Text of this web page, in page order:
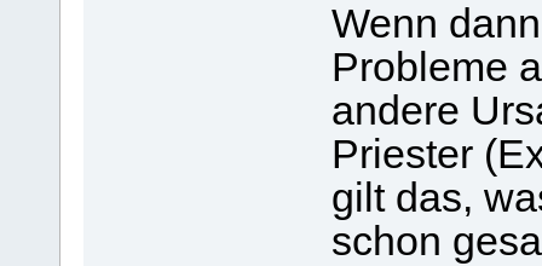
Wenn
Probleme
andere
Priester
gilt das,
schon